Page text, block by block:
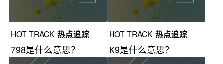
HOT TRACK 热点追踪
798是什么意思？
HOT TRACK 热点追踪
K9是什么意思？